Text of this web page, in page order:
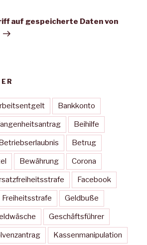
auf gespeicherte Daten von
Bankkonto
Beihilfe
Betrug
Bewährung Corona
Facebook
Freiheitsstrafe Geldbuße
Geschäftsführer
Kassenmanipulation